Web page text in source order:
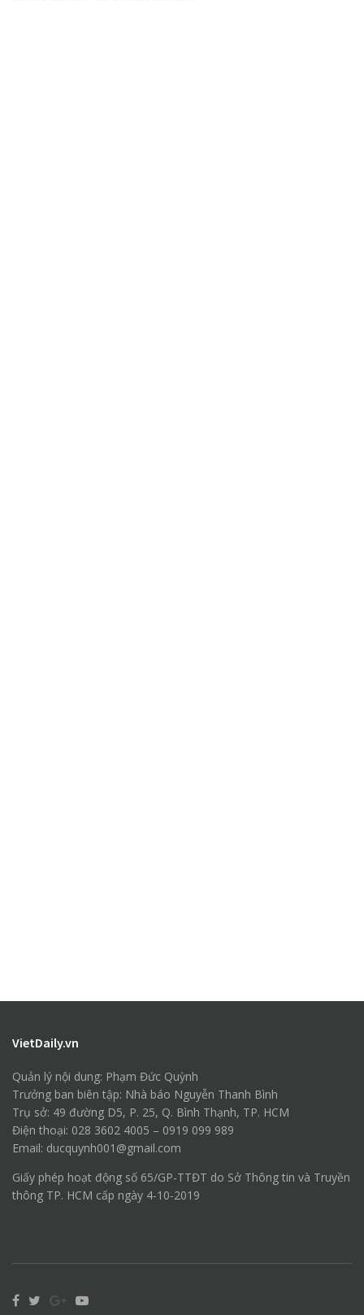
VietDaily.vn
Quản lý nội dung: Phạm Đức Quỳnh
Trưởng ban biên tập: Nhà báo Nguyễn Thanh Bình
Trụ sở: 49 đường D5, P. 25, Q. Bình Thạnh, TP. HCM
Điện thoại: 028 3602 4005 – 0919 099 989
Email: ducquynh001@gmail.com
Giấy phép hoạt động số 65/GP-TTĐT do Sở Thông tin và Truyền
thông TP. HCM cấp ngày 4-10-2019